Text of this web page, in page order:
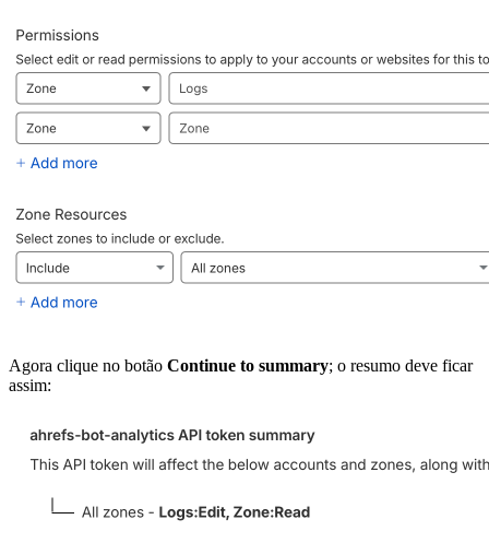
Agora clique no botão Continue to summary; o resumo deve ficar
assim: